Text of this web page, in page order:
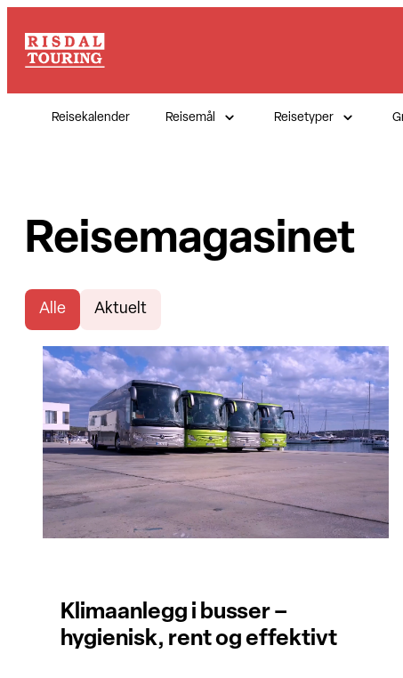
Reisekalender Reisemål Reisetyper
Reisemagasinet
Alle Aktuelt
Klimaanlegg i busser –
hygienisk, rent og effektivt